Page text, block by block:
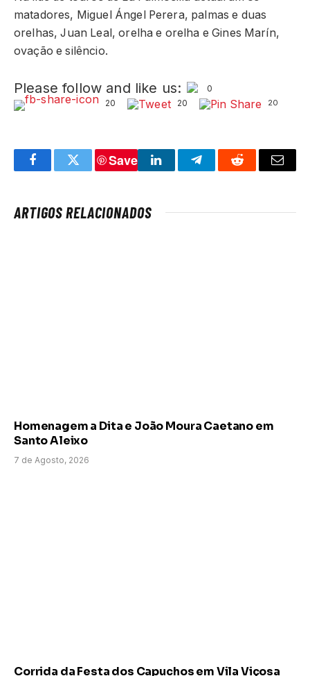
matadores, Miguel Ángel Perera, palmas e duas
orelhas, Juan Leal, orelha e orelha e Gines Marín,
ovação e silêncio.
Please follow and like us:
0
20
20 20
FacebookTwitter
Save
LinkedInTelegramReddit Email
ARTIGOS RELACIONADOS
Homenagem a Dita e João Moura Caetano em
Santo Aleixo
7 de Agosto, 2026
Corrida da Festa dos Capuchos em Vila Viçosa